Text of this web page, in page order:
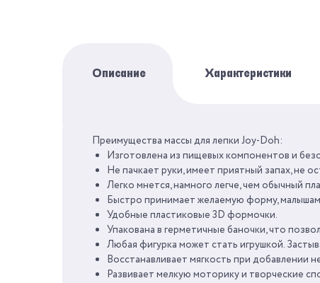
Описание Характеристики
Преимущества массы для лепки Joy-Doh:
Изготовлена из пищевых компонентов и
Не пачкает руки, имеет приятный запах, не
Легко мнется, намного легче, чем обычный
Быстро принимает желаемую форму,
Удобные пластиковые 3D формочки.
Упакована в герметичные баночки, что
Любая фигурка может стать игрушкой.
Восстанавливает мягкость при добавлении
Развивает мелкую моторику и творческие
БРЕНД
СЕРИЯ
ПОЛ
ВОЗРАСТ